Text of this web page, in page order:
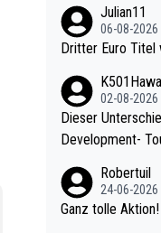
Julian11
06-08-2026
Dritter Euro Titel
02-08-2026
Dieser Unterschied im
Development-
e mal 40+ erst recht. Da gewinnst keinen
och krasser wie ein Pokalspiel eines Kreisligisten vs einem Bu
Robertuil
24-06-2026
Ganz tolle Aktion!